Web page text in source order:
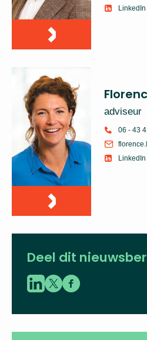
LinkedIn
adviseur
06 - 43
LinkedIn
Deel dit